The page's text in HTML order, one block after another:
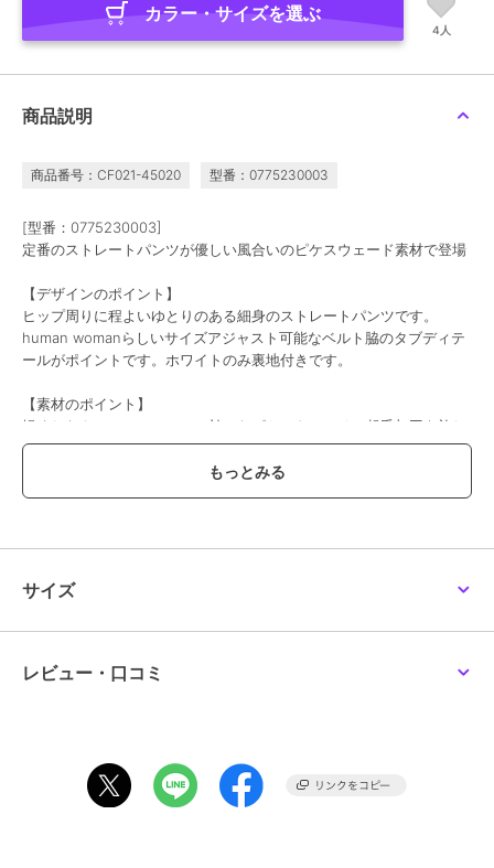
カラー・サイズを選ぶ
4人
商品説明
商品番号：CF021-45020 型番：0775230003
[型番：0775230003]
定番のストレートパンツが優しい風合いのピケスウェード素材で登場
【デザインのポイント】
ヒップ周りに程よいゆとりのある細身のストレートパンツです。
human womanらしいサイズアジャスト可能なベルト脇のタブディテ
ールがポイントです。ホワイトのみ裏地付きです。
【素材のポイント】
軽くしなやかでテンションの効いたピケストレッチに起毛加工を施し
た、優しい風合いのピケスウェードを使用しています。
【おすすめコーディネート】
し|シルエット／スタンダード
期間限定セール開催中
サロペット・オーバーオール
性別タイプ
レディース
サイズ
レビュー・口コミ